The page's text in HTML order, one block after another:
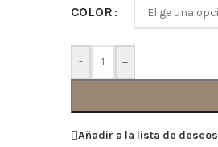
COLOR
- +
Añadir a la lista de deseos